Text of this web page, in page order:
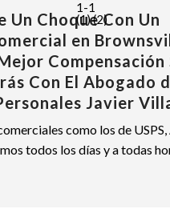
Un Choque Con Un
en
Compensación
Con El Abogado
Javier
como los de
todos los días y a todas